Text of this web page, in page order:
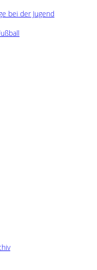
bei der Jugend